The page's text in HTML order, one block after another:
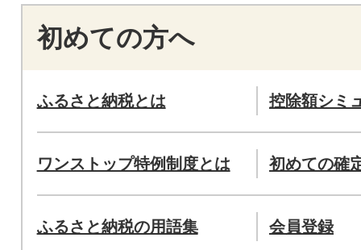
初めての方へ
ふるさと納税とは 控除額シミ
ワンストップ特例制度とは 初めての確
ふるさと納税の用語集 会員登録